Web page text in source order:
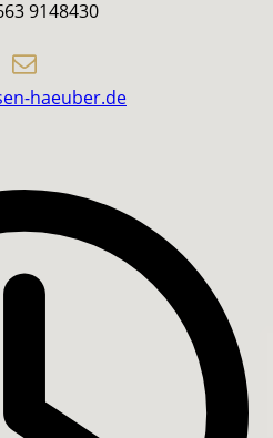
9148430
haeuber.de